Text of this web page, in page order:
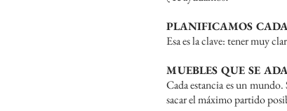
PLANIFICAMOS
Esa es la clave: tener muy
MUEBLES QUE SE
Cada estancia es un
sacar el máximo partido